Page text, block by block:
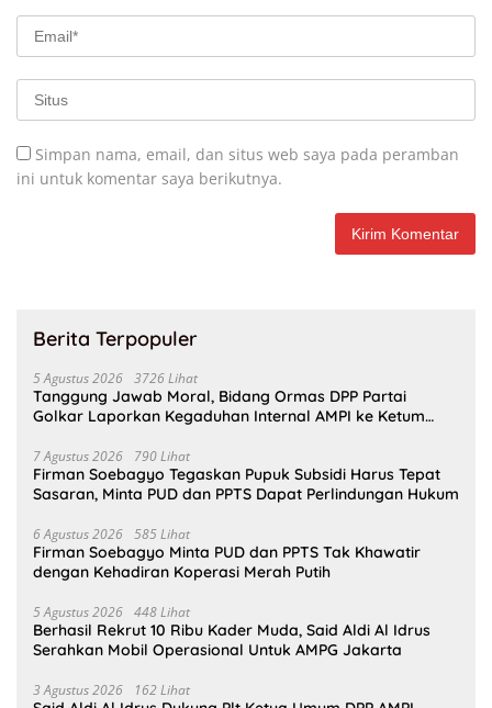
Simpan nama, email, dan situs web saya pada peramban
ini untuk komentar saya berikutnya.
Berita Terpopuler
5 Agustus 2026 3726 Lihat
Tanggung Jawab Moral, Bidang Ormas DPP Partai
Golkar Laporkan Kegaduhan Internal AMPI ke Ketum
7 Agustus 2026 790 Lihat
Firman Soebagyo Tegaskan Pupuk Subsidi Harus Tepat
Sasaran, Minta PUD dan PPTS Dapat Perlindungan Hukum
6 Agustus 2026 585 Lihat
Firman Soebagyo Minta PUD dan PPTS Tak Khawatir
dengan Kehadiran Koperasi Merah Putih
5 Agustus 2026 448 Lihat
Berhasil Rekrut 10 Ribu Kader Muda, Said Aldi Al Idrus
Serahkan Mobil Operasional Untuk AMPG Jakarta
3 Agustus 2026 162 Lihat